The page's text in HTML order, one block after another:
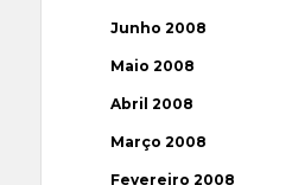
Junho 2008
Maio 2008
Abril 2008
Março 2008
Fevereiro 2008